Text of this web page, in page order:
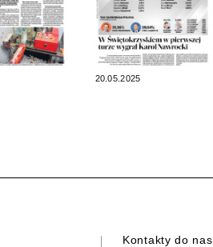
20.05.2025
Kontakty do nas